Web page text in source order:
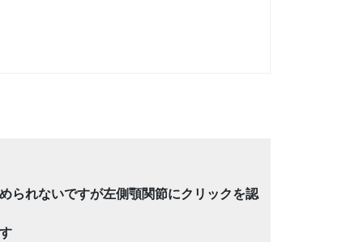
られないですが左側顎関節にクリックを認